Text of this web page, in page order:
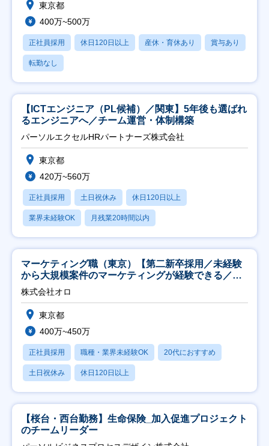
東京都
400万~500万
正社員採用 休日120日以上 産休・育休あり 賞与あり
転勤なし
【ICTエンジニア（PL候補）／関東】5年後も選ばれ
るエンジニアへ／チーム運営・体制構築
パーソルエクセルHRパートナーズ株式会社
東京都
420万~560万
正社員採用 土日祝休み 休日120日以上
業界未経験OK 月残業20時間以内
マーケティング職（東京）【第二新卒採用／未経験
から大規模案件のマーケティングが経験できる／研
修充実】
株式会社オロ
東京都
400万~450万
正社員採用 職種・業界未経験OK 20代におすすめ
土日祝休み 休日120日以上
【桜台・西台勤務】生命保険_加入促進プロジェクト
のチームリーダー